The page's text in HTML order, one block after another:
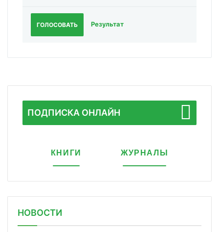
ГОЛОСОВАТЬ Результат
ПОДПИСКА ОНЛАЙН
КНИГИ ЖУРНАЛЫ
НОВОСТИ